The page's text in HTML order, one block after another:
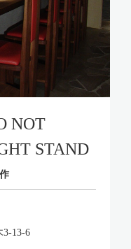
NOT
STAND
3-13-6